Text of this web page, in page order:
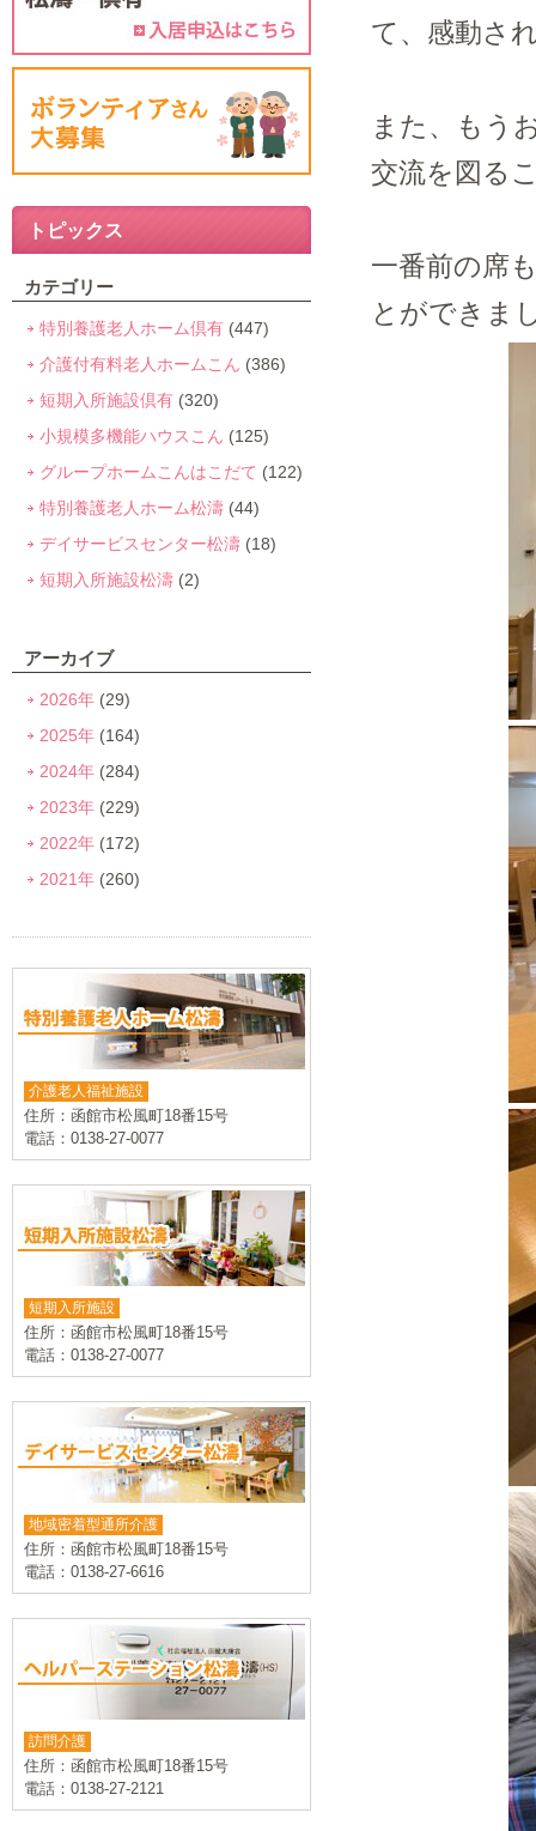
て、感動さ
また、もう
交流を図る
一番前の席
とができま
トピックス
カテゴリー
特別養護老人ホーム倶有 (447)
介護付有料老人ホームこん (386)
短期入所施設倶有 (320)
小規模多機能ハウスこん (125)
グループホームこんはこだて (122)
特別養護老人ホーム松濤 (44)
デイサービスセンター松濤 (18)
短期入所施設松濤 (2)
アーカイブ
2026年 (29)
2025年 (164)
2024年 (284)
2023年 (229)
2022年 (172)
2021年 (260)
介護老人福祉施設
住所：函館市松風町18番15号
電話：0138-27-0077
短期入所施設
住所：函館市松風町18番15号
電話：0138-27-0077
地域密着型通所介護
住所：函館市松風町18番15号
電話：0138-27-6616
訪問介護
住所：函館市松風町18番15号
電話：0138-27-2121